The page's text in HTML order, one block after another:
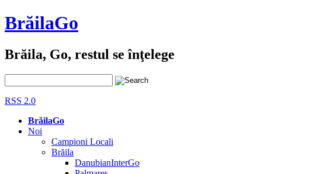
BrăilaGo
Brăila, Go, restul se înţelege
RSS 2.0
BrăilaGo
Noi
Campioni Locali
Brăila
DanubianInterGo